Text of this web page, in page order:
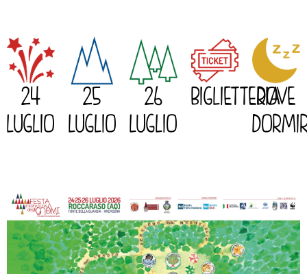
24
LUGLIO
25
LUGLIO
26
LUGLIO
BIGLIETTERIA
DOVE